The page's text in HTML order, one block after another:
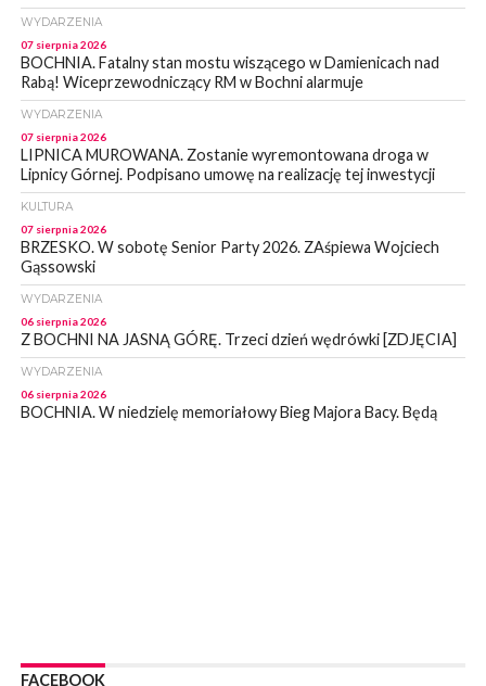
WYDARZENIA
07 sierpnia 2026
BOCHNIA. Fatalny stan mostu wiszącego w Damienicach nad
Rabą! Wiceprzewodniczący RM w Bochni alarmuje
WYDARZENIA
07 sierpnia 2026
LIPNICA MUROWANA. Zostanie wyremontowana droga w
Lipnicy Górnej. Podpisano umowę na realizację tej inwestycji
KULTURA
07 sierpnia 2026
BRZESKO. W sobotę Senior Party 2026. ZAśpiewa Wojciech
Gąssowski
WYDARZENIA
06 sierpnia 2026
Z BOCHNI NA JASNĄ GÓRĘ. Trzeci dzień wędrówki [ZDJĘCIA]
WYDARZENIA
06 sierpnia 2026
BOCHNIA. W niedzielę memoriałowy Bieg Majora Bacy. Będą
06 sierpnia 2026
FACEBOOK